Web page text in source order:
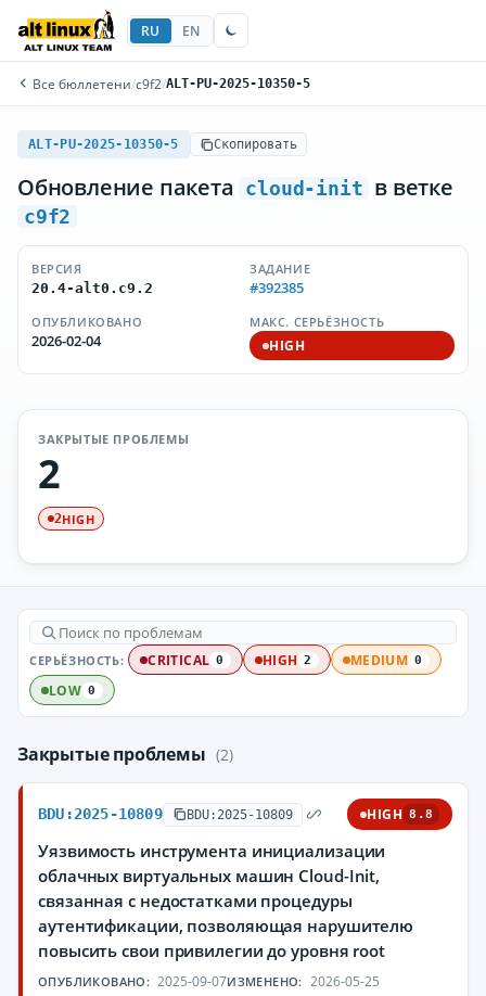
RU EN
Все бюллетени/c9f2/ALT-PU-2025-10350-5
ALT-PU-2025-10350-5 Скопировать
Обновление пакета cloud-init в ветке
c9f2
ВЕРСИЯ
20.4-alt0.c9.2
ЗАДАНИЕ
#392385
ОПУБЛИКОВАНО
2026-02-04
МАКС. СЕРЬЁЗНОСТЬ
HIGH
ЗАКРЫТЫЕ ПРОБЛЕМЫ
2
2HIGH
СЕРЬЁЗНОСТЬ: CRITICAL 0 HIGH 2 MEDIUM 0
LOW 0
Закрытые проблемы (2)
BDU:2025-10809 BDU:2025-10809 HIGH 8.8
Уязвимость инструмента инициализации
облачных виртуальных машин Cloud-Init,
связанная с недостатками процедуры
аутентификации, позволяющая нарушителю
повысить свои привилегии до уровня root
ОПУБЛИКОВАНО: 2025-09-07ИЗМЕНЕНО: 2026-05-25